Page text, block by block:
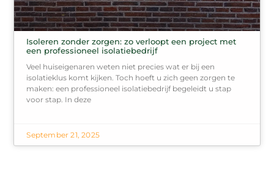
Isoleren zonder zorgen: zo verloopt een project met
een professioneel isolatiebedrijf
Veel huiseigenaren weten niet precies wat er bij een
isolatieklus komt kijken. Toch hoeft u zich geen zorgen te
maken: een professioneel isolatiebedrijf begeleidt u stap
voor stap. In deze
September 21, 2025